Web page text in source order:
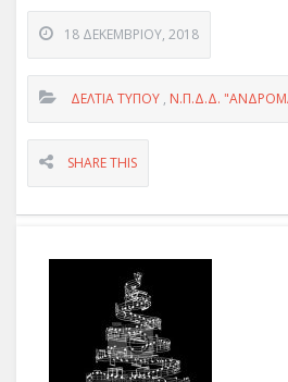
18 ΔΕΚΕΜΒΡΊΟΥ, 2018
ΔΕΛΤΊΑ ΤΎΠΟΥ , Ν.Π.Δ.Δ.
SHARE THIS